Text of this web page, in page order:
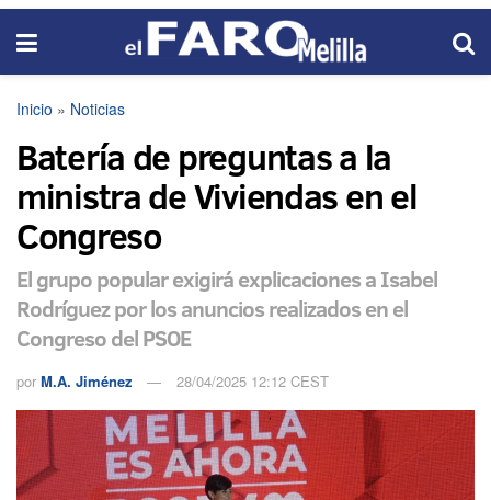
Inicio » Noticias
Batería de preguntas a la
ministra de Viviendas en el
Congreso
El grupo popular exigirá explicaciones a Isabel
Rodríguez por los anuncios realizados en el
Congreso del PSOE
por M.A. Jiménez 28/04/2025 12:12 CEST